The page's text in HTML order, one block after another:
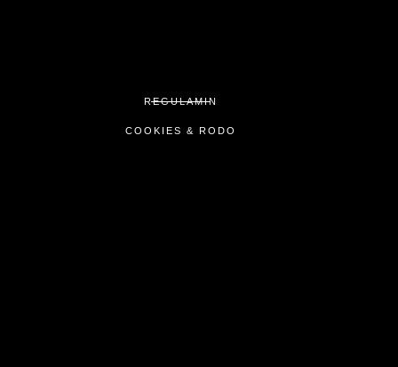
REGULAMIN
COOKIES & RODO